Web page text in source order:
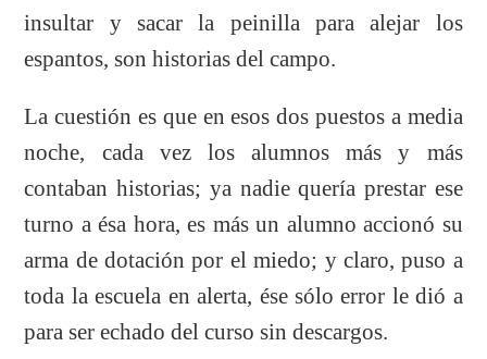
insultar y sacar la peinilla para alejar los
espantos, son historias del campo.
La cuestión es que en esos dos puestos a media
noche, cada vez los alumnos más y más
contaban historias; ya nadie quería prestar ese
turno a ésa hora, es más un alumno accionó su
arma de dotación por el miedo; y claro, puso a
toda la escuela en alerta, ése sólo error le dió a
para ser echado del curso sin descargos.